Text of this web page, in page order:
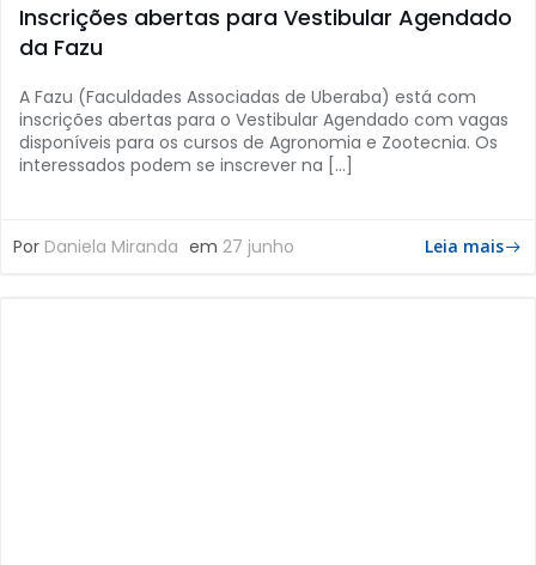
Inscrições abertas para Vestibular Agendado
da Fazu
A Fazu (Faculdades Associadas de Uberaba) está com
inscrições abertas para o Vestibular Agendado com vagas
disponíveis para os cursos de Agronomia e Zootecnia. Os
interessados podem se inscrever na […]
Por Daniela Miranda em 27 junho Leia mais